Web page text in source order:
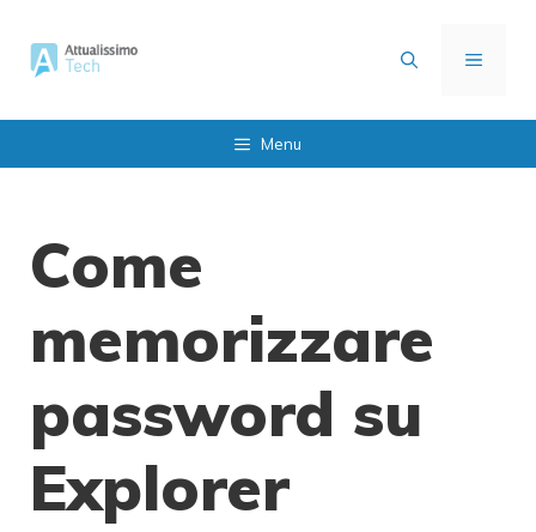
contenuto
MENU
Menu
Come
memorizzare
password su
Explorer